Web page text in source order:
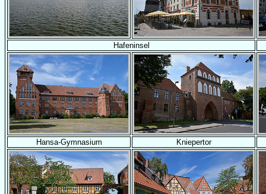
Hafeninsel
Hansa-Gymnasium Kniepertor